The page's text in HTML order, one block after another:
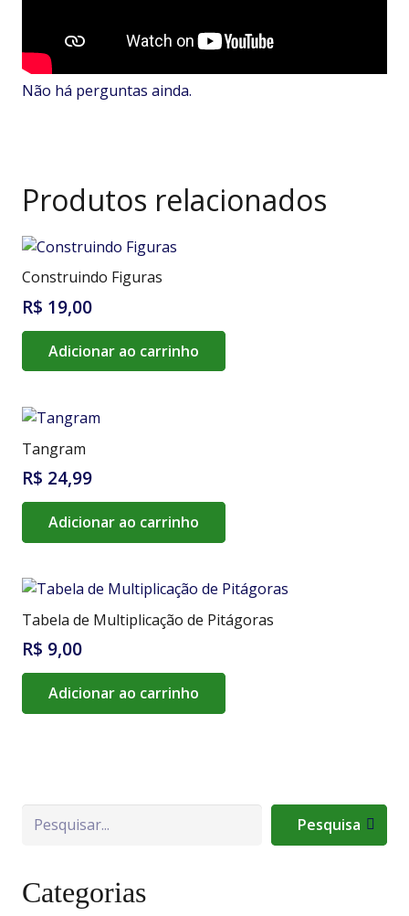
Não há perguntas ainda.
Produtos relacionados
Construindo Figuras
R$ 19,00
Adicionar ao carrinho
Tangram
R$ 24,99
Adicionar ao carrinho
Tabela de Multiplicação de Pitágoras
R$ 9,00
Adicionar ao carrinho
Pesquisa Pesquisa
Categorias